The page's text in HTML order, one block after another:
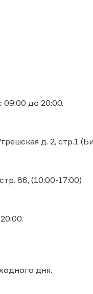
до 20:00.
д. 2, стр.1
88, (10:00-17:00)
дня.